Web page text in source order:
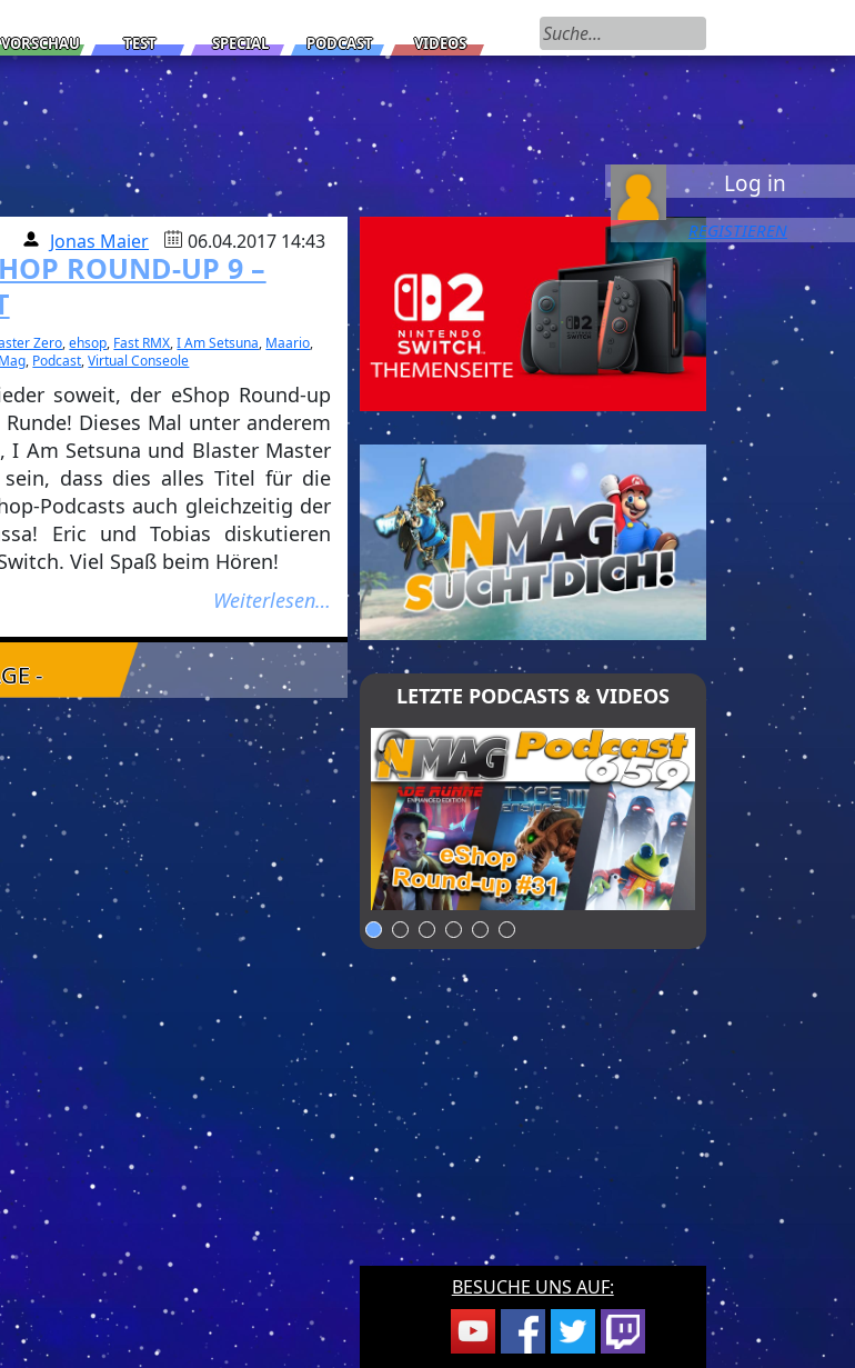
VORSCHAU TEST SPECIAL PODCAST VIDEOS
Suchen nach:
Log in
REGISTIEREN
Jonas Maier 06.04.2017 14:43
ROUND-UP 9 –
Zero,ehsop, Fast RMX,I Am Setsuna, Maario,
, Podcast,Virtual Conseole
soweit, der eShop Round-up
Dieses Mal unter anderem
I Am Setsuna und Blaster Master
dass dies alles Titel für die
Podcasts auch gleichzeitig der
Eric und Tobias diskutieren
Viel Spaß beim Hören!
Weiterlesen…
-
LETZTE PODCASTS & VIDEOS
BESUCHE UNS AUF: